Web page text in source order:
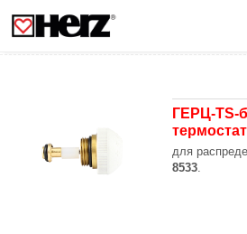
ГЕРЦ-TS-
для
8533.